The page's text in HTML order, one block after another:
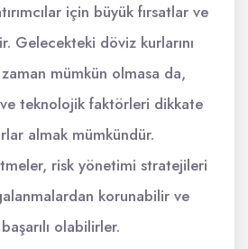
için büyük fırsatlar ve
Gelecekteki döviz kurlarını
mümkün olmasa da,
teknolojik faktörleri dikkate
almak mümkündür.
risk yönetimi stratejileri
korunabilir ve
olabilirler.